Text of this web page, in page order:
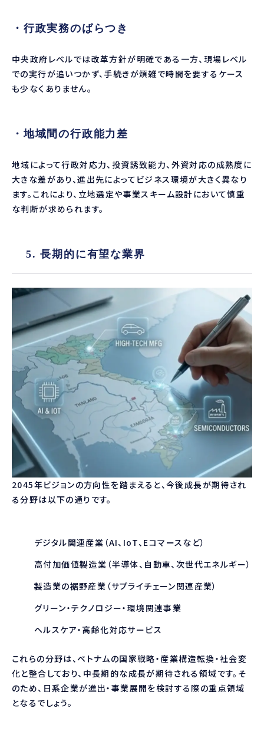
・行政実務のばらつき
中央政府レベルでは改革方針が明確である一方、現場レベル
での実行が追いつかず、手続きが煩雑で時間を要するケース
も少なくありません。
・地域間の行政能力差
地域によって行政対応力、投資誘致能力、外資対応の成熟度に
大きな差があり、進出先によってビジネス環境が大きく異なり
ます。これにより、立地選定や事業スキーム設計において慎重
な判断が求められます。
5. 長期的に有望な業界
2045年ビジョンの方向性を踏まえると、今後成長が期待され
る分野は以下の通りです。
デジタル関連産業（AI、IoT、Eコマースなど）
高付加価値製造業（半導体、自動車、次世代エネルギー）
製造業の裾野産業（サプライチェーン関連産業）
グリーン・テクノロジー・環境関連事業
ヘルスケア・高齢化対応サービス
これらの分野は、ベトナムの国家戦略・産業構造転換・社会変
化と整合しており、中長期的な成長が期待される領域です。そ
のため、日系企業が進出・事業展開を検討する際の重点領域
となるでしょう。